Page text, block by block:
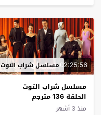
02:25:56مسلسل شراب التوت
مسلسل شراب التوت
الحلقة 136 مترجم
منذ 3 أشهر